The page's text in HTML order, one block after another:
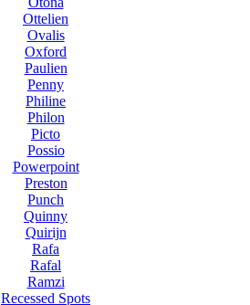
Ottelien
Ovalis
Oxford
Paulien
Penny
Philine
Philon
Picto
Possio
Powerpoint
Preston
Punch
Quinny
Quirijn
Rafa
Rafal
Ramzi
Recessed Spots